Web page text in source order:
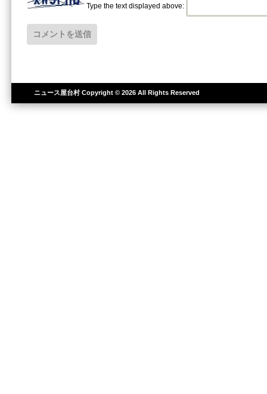
Type the text displayed above:
ニュース屋台村Copyright © 2026 All Rights Reserved